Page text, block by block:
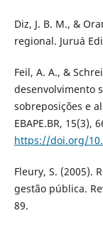
Diz, J. B. M., &
regional. Juruá
Feil, A. A., &
desenvolvimento
sobreposições e
EBAPE.BR, 15(3),
https://doi.org/
Fleury, S. (2005).
gestão pública.
89.